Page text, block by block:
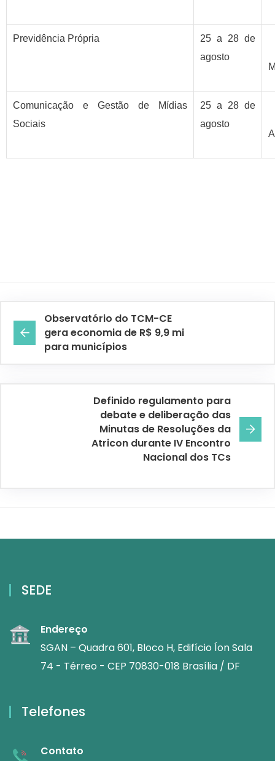
Previdência Própria
25 a 28 de
agosto
Comunicação e Gestão de Mídias
Sociais
25 a 28 de
agosto
Observatório do TCM-CE
gera economia de R$ 9,9 mi
para municípios
Definido regulamento para
debate e deliberação das
Minutas de Resoluções da
Atricon durante IV Encontro
Nacional dos TCs
SEDE
Endereço
SGAN – Quadra 601, Bloco H, Edifício Íon Sala
74 - Térreo - CEP 70830-018 Brasília / DF
Telefones
Contato